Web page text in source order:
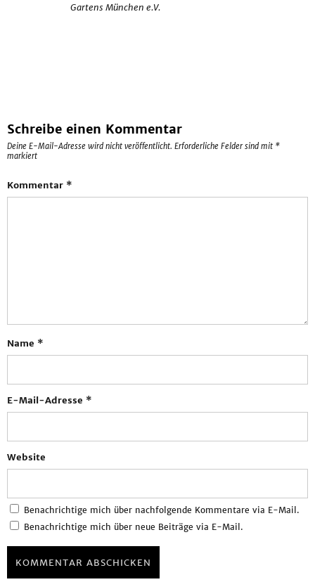
Gartens München e.V.
Schreibe einen Kommentar
Deine E-Mail-Adresse wird nicht veröffentlicht. Erforderliche Felder sind mit *
markiert
Kommentar *
Name *
E-Mail-Adresse *
Website
Benachrichtige mich über nachfolgende Kommentare via E-Mail.
Benachrichtige mich über neue Beiträge via E-Mail.